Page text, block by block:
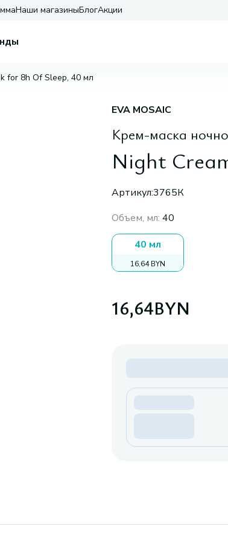
Наши магазиныБлогАкции
for 8h Of Sleep, 40 мл
EVA MOSAIC
Крем-маска
Night
Артикул:3765К
Объем, мл: 40
40 мл
16,64 BYN
16,64BYN